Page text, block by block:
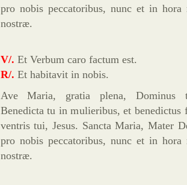
pro nobis peccatoribus, nunc et in hora
nostræ.
V/. Et Verbum caro factum est.
R/. Et habitavit in nobis.
Ave Maria, gratia plena, Dominus
Benedicta tu in mulieribus, et benedictus
ventris tui, Jesus. Sancta Maria, Mater
pro nobis peccatoribus, nunc et in hora
nostræ.